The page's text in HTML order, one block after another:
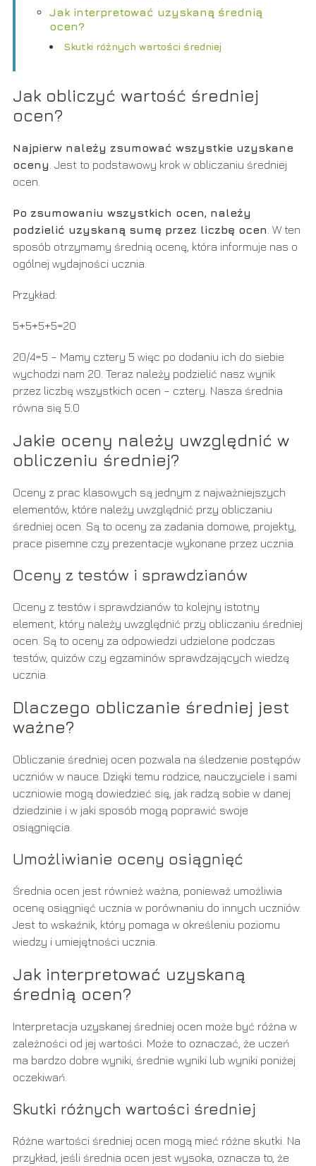
Jak interpretować uzyskaną średnią
ocen?
Skutki różnych wartości średniej
Jak obliczyć wartość średniej
ocen?
Najpierw należy zsumować wszystkie uzyskane
oceny . Jest to podstawowy krok w obliczaniu średniej
ocen.
Po zsumowaniu wszystkich ocen, należy
podzielić uzyskaną sumę przez liczbę ocen . W ten
sposób otrzymamy średnią ocenę, która informuje nas o
ogólnej wydajności ucznia.
Przykład:
5+5+5+5=20
20/4=5 – Mamy cztery 5 więc po dodaniu ich do siebie
wychodzi nam 20. Teraz należy podzielić nasz wynik
przez liczbę wszystkich ocen – cztery. Nasza średnia
równa się 5.0
Jakie oceny należy uwzględnić w
obliczeniu średniej?
Oceny z prac klasowych są jednym z najważniejszych
elementów, które należy uwzględnić przy obliczaniu
średniej ocen. Są to oceny za zadania domowe, projekty,
prace pisemne czy prezentacje wykonane przez ucznia.
Oceny z testów i sprawdzianów
Oceny z testów i sprawdzianów to kolejny istotny
element, który należy uwzględnić przy obliczaniu średniej
ocen. Są to oceny za odpowiedzi udzielone podczas
testów, quizów czy egzaminów sprawdzających wiedzę
ucznia.
Dlaczego obliczanie średniej jest
ważne?
Obliczanie średniej ocen pozwala na śledzenie postępów
uczniów w nauce. Dzięki temu rodzice, nauczyciele i sami
uczniowie mogą dowiedzieć się, jak radzą sobie w danej
dziedzinie i w jaki sposób mogą poprawić swoje
osiągnięcia.
Umożliwianie oceny osiągnięć
Średnia ocen jest również ważna, ponieważ umożliwia
ocenę osiągnięć ucznia w porównaniu do innych uczniów.
Jest to wskaźnik, który pomaga w określeniu poziomu
wiedzy i umiejętności ucznia.
Jak interpretować uzyskaną
średnią ocen?
Interpretacja uzyskanej średniej ocen może być różna w
zależności od jej wartości. Może to oznaczać, że uczeń
ma bardzo dobre wyniki, średnie wyniki lub wyniki poniżej
oczekiwań.
Skutki różnych wartości średniej
Różne wartości średniej ocen mogą mieć różne skutki. Na
przykład, jeśli średnia ocen jest wysoka, oznacza to, że